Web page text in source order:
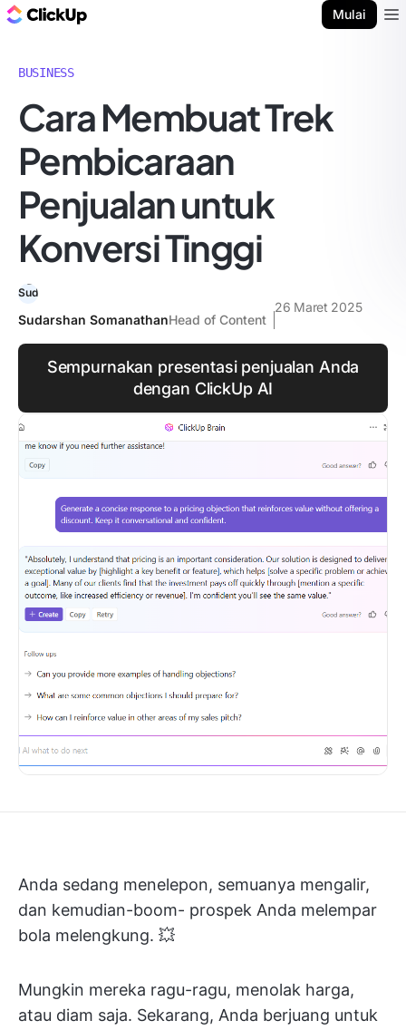
Mulai
BUSINESS
Cara Membuat Trek
Pembicaraan
Penjualan untuk
Konversi Tinggi
Sudarshan SomanathanHead of Content
26 Maret 2025
Sempurnakan presentasi penjualan Anda
dengan ClickUp AI
Anda sedang menelepon, semuanya mengalir,
dan kemudian-boom- prospek Anda melempar
bola melengkung. 💥
Mungkin mereka ragu-ragu, menolak harga,
atau diam saja. Sekarang, Anda berjuang untuk